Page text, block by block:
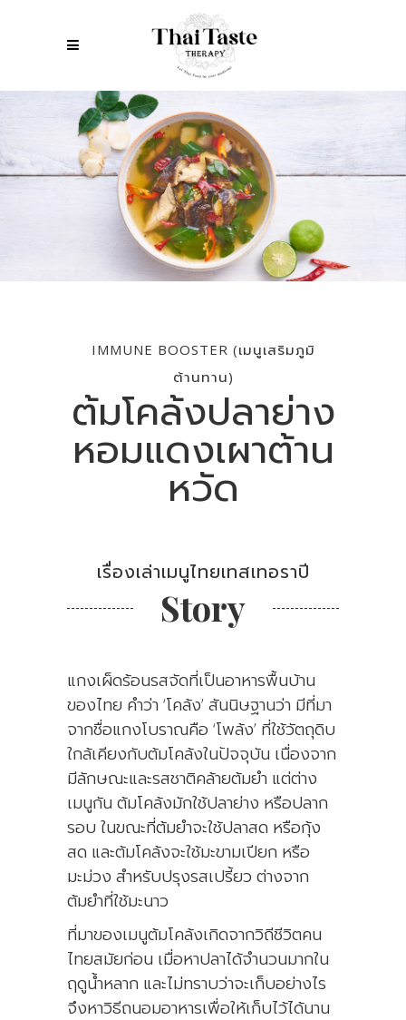
IMMUNE BOOSTER (เมนูเสริมภูมิ
ต้านทาน)
ต้มโคล้งปลาย่าง
หอมแดงเผาต้าน
หวัด
เรื่องเล่าเมนูไทยเทสเทอราปี
Story
แกงเผ็ดร้อนรสจัดที่เป็นอาหารพื้นบ้าน
ของไทย คำว่า ‘โคล้ง’ สันนิษฐานว่า มีที่มา
จากชื่อแกงโบราณคือ ‘โพล้ง’ ที่ใช้วัตถุดิบ
ใกล้เคียงกับต้มโคล้งในปัจจุบัน เนื่องจาก
มีลักษณะและรสชาติคล้ายต้มยำ แต่ต่าง
เมนูกัน ต้มโคล้งมักใช้ปลาย่าง หรือปลาก
รอบ ในขณะที่ต้มยำจะใช้ปลาสด หรือกุ้ง
สด และต้มโคล้งจะใช้มะขามเปียก หรือ
มะม่วง สำหรับปรุงรสเปรี้ยว ต่างจาก
ต้มยำที่ใช้มะนาว
ที่มาของเมนูต้มโคล้งเกิดจากวิถีชีวิตคน
ไทยสมัยก่อน เมื่อหาปลาได้จำนวนมากใน
ฤดูน้ำหลาก และไม่ทราบว่าจะเก็บอย่างไร
จึงหาวิธีถนอมอาหารเพื่อให้เก็บไว้ได้นาน